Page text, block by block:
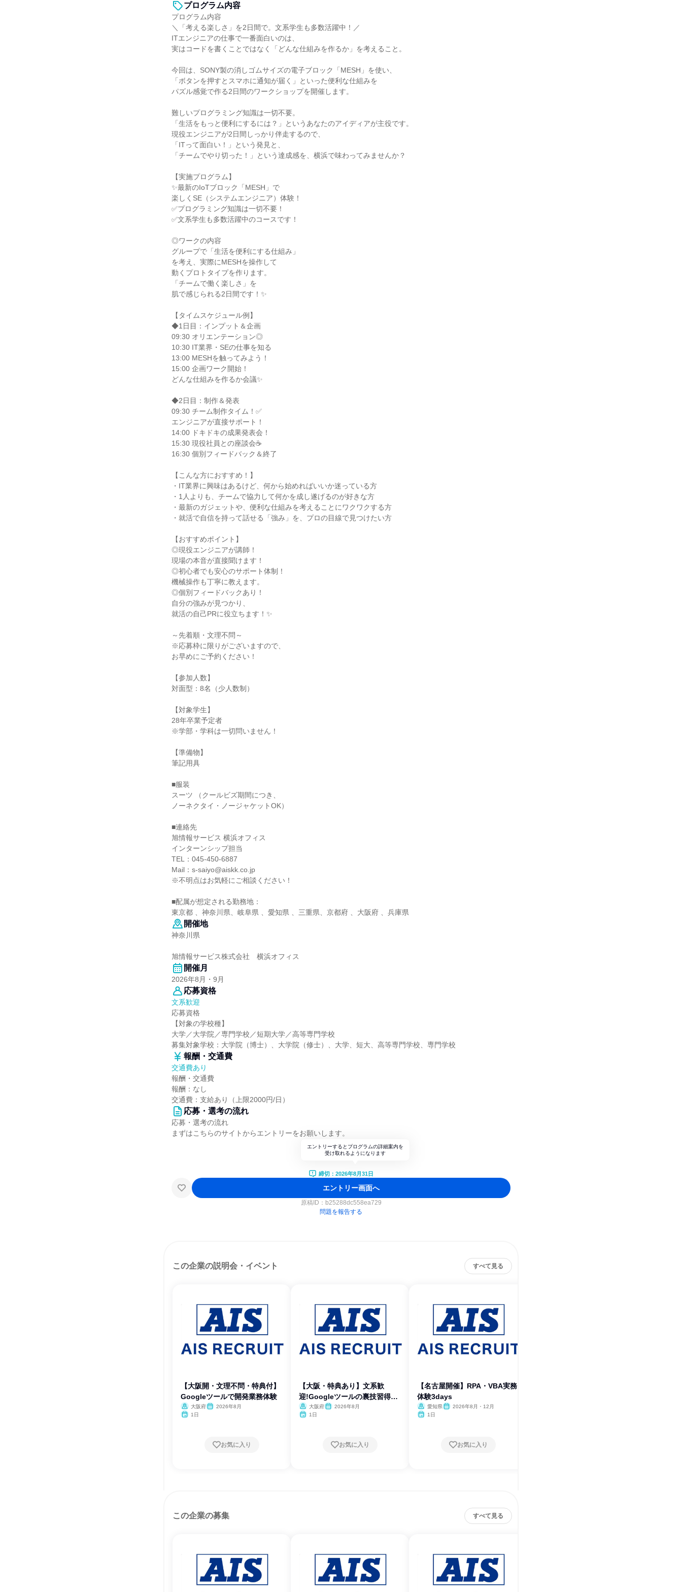
プログラム内容
プログラム内容
＼「考える楽しさ」を2日間で。文系学生も多数活躍中！／
ITエンジニアの仕事で一番面白いのは、
実はコードを書くことではなく「どんな仕組みを作るか」を考えること。
今回は、SONY製の消しゴムサイズの電子ブロック「MESH」を使い、
「ボタンを押すとスマホに通知が届く」といった便利な仕組みを
パズル感覚で作る2日間のワークショップを開催します。
難しいプログラミング知識は一切不要。
「生活をもっと便利にするには？」というあなたのアイディアが主役です。
現役エンジニアが2日間しっかり伴走するので、
「ITって面白い！」という発見と、
「チームでやり切った！」という達成感を、横浜で味わってみませんか？
【実施プログラム】
✨最新のIoTブロック「MESH」で
楽しくSE（システムエンジニア）体験！
✅プログラミング知識は一切不要！
✅文系学生も多数活躍中のコースです！
◎ワークの内容
グループで「生活を便利にする仕組み」
を考え、実際にMESHを操作して
動くプロトタイプを作ります。
「チームで働く楽しさ」を
肌で感じられる2日間です！✨
【タイムスケジュール例】
◆1日目：インプット＆企画
09:30 オリエンテーション◎
10:30 IT業界・SEの仕事を知る
13:00 MESHを触ってみよう！
15:00 企画ワーク開始！
どんな仕組みを作るか会議✨
◆2日目：制作＆発表
09:30 チーム制作タイム！✅
エンジニアが直接サポート！
14:00 ドキドキの成果発表会！
15:30 現役社員との座談会☕
16:30 個別フィードバック＆終了
【こんな方におすすめ！】
・IT業界に興味はあるけど、何から始めればいいか迷っている方
・1人よりも、チームで協力して何かを成し遂げるのが好きな方
・最新のガジェットや、便利な仕組みを考えることにワクワクする方
・就活で自信を持って話せる「強み」を、プロの目線で見つけたい方
【おすすめポイント】
◎現役エンジニアが講師！
現場の本音が直接聞けます！
◎初心者でも安心のサポート体制！
機械操作も丁寧に教えます。
◎個別フィードバックあり！
自分の強みが見つかり、
就活の自己PRに役立ちます！✨
～先着順・文理不問～
※応募枠に限りがございますので、
お早めにご予約ください！
【参加人数】
対面型：8名（少人数制）
【対象学生】
28年卒業予定者
※学部・学科は一切問いません！
【準備物】
筆記用具
■服装
スーツ （クールビズ期間につき、
ノーネクタイ・ノージャケットOK）
■連絡先
旭情報サービス 横浜オフィス
インターンシップ担当
TEL：045-450-6887
Mail：s-saiyo@aiskk.co.jp
※不明点はお気軽にご相談ください！
■配属が想定される勤務地：
東京都 、神奈川県、岐阜県 、愛知県 、三重県、京都府 、大阪府 、兵庫県
開催地
神奈川県
旭情報サービス株式会社 横浜オフィス
開催月
2026年8月・9月
応募資格
文系歓迎
応募資格
【対象の学校種】
大学／大学院／専門学校／短期大学／高等専門学校
募集対象学校：大学院（博士）、大学院（修士）、大学、短大、高等専門学校、専門学校
報酬・交通費
交通費あり
報酬・交通費
報酬：なし
交通費：支給あり（上限2000円/日）
応募・選考の流れ
応募・選考の流れ
まずはこちらのサイトからエントリーをお願いします。
エントリーするとプログラムの詳細案内を
受け取れるようになります
締切：2026年8月31日
エントリー画面へ
原稿ID： b25288dc558ea729
問題を報告する
この企業の説明会・イベント すべて見る
【大阪開・文理不問・特典付】
Googleツールで開発業務体験
大阪府
2026年8月
1日
お気に入り
【大阪・特典あり】文系歓
迎!Googleツールの裏技習得体
験
大阪府
2026年8月
1日
お気に入り
【名古屋開催】RPA・VBA実務
体験3days
愛知県
2026年8月・12月
1日
お気に入り
この企業の募集 すべて見る